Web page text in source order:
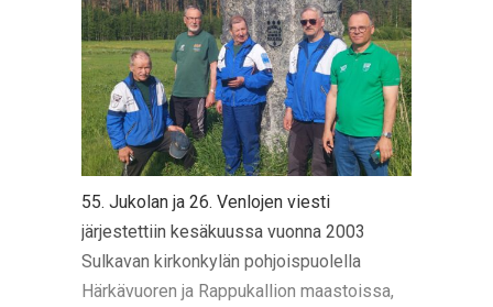
55. Jukolan ja 26. Venlojen viesti
järjestettiin kesäkuussa vuonna 2003
Sulkavan kirkonkylän pohjoispuolella
Härkävuoren ja Rappukallion maastoissa,